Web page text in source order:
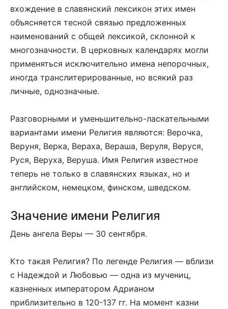
вхождение в славянский лексикон этих имен
объясняется тесной связью предложенных
наименований с общей лексикой, склонной к
многозначности. В церковных календарях могли
применяться исключительно имена непорочных,
иногда транслитерированные, но всякий раз
личные, однозначные.
Разговорными и уменьшительно-ласкательными
вариантами имени Религия являются: Верочка,
Веруня, Верка, Вераха, Вераша, Веруля, Веруся,
Руся, Веруха, Веруша. Имя Религия известное
теперь не только в славянских языках, но и
английском, немецком, финском, шведском.
Значение имени Религия
День ангела Веры — 30 сентября.
Кто такая Религия? По легенде Религия — вблизи
с Надеждой и Любовью — одна из мучениц,
казненных императором Адрианом
приблизительно в 120-137 гг. На момент казни